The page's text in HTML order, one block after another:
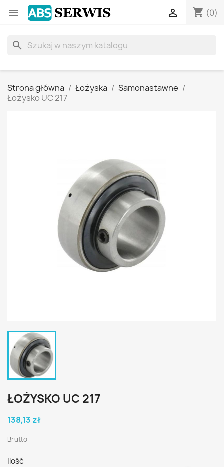
 shopping_cart (0)

search
Strona główna Łożyska
Samonastawne
Łożysko UC 217
ŁOŻYSKO UC 217
138,13 zł
Brutto
Ilość